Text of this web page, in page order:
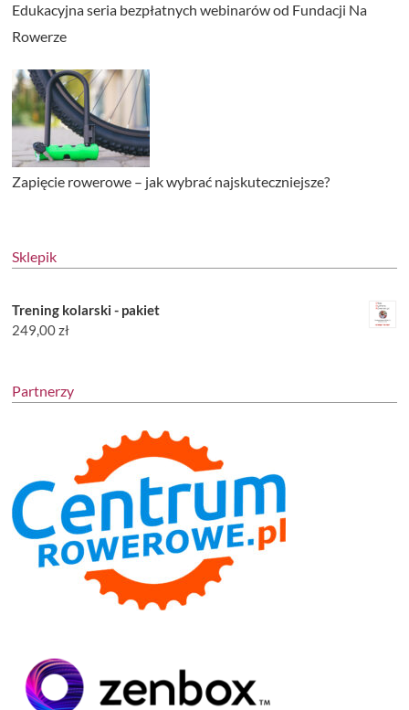
Edukacyjna seria bezpłatnych webinarów od Fundacji Na
Rowerze
Zapięcie rowerowe – jak wybrać najskuteczniejsze?
Sklepik
Trening kolarski - pakiet
249,00zł
Partnerzy